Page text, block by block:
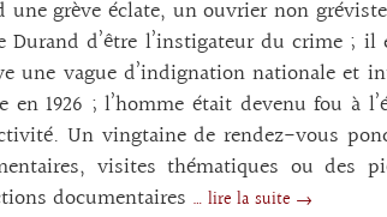
une grève éclate, un ouvrier non
Durand d’être l’instigateur du crime ;
une vague d’indignation nationale et
en 1926 ; l’homme était devenu fou à
Un vingtaine de rendez-vous
visites thématiques ou des
documentaires … lire la suite →